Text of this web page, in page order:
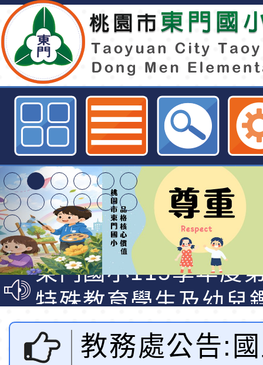
國立臺灣師範大學辦理「跨域思維
域課程的理論與實踐年度研討會」
全球資訊網
東門國小115學年度
梯特教代課教師甄選
公告(尚有缺額)
東門國小115學年度
梯特教代理教師甄選
公告(尚有缺額)
特殊教育學生及幼兒
明手冊(修訂版)與學
說明影片
轉知臺中市政府政風
光城市手牽手，綠能
本府115年70歲以上
教務處公告: